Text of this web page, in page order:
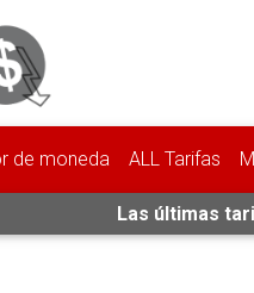
de moneda ALL Tarifas
Las últimas